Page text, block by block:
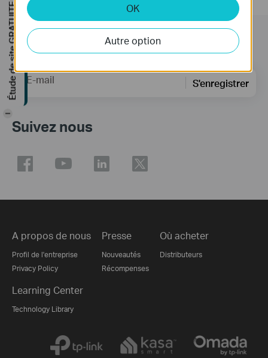
Subscription
E-mail S'enregistrer
Suivez nous
A propos de nous
Profil de l'entreprise
Privacy Policy
Presse
Nouveautés
Récompenses
Où acheter
Distributeurs
Learning Center
Technology Library
OK
Autre option
Étude de site GRATUITE